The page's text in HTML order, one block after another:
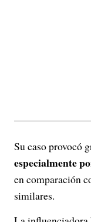
Su caso provocó
especialmente
en comparación
similares.